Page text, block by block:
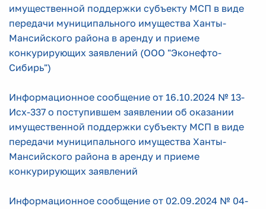
имущественной поддержки субъекту МСП в виде
передачи муниципального имущества Ханты-
Мансийского района в аренду и приеме
конкурирующих заявлений (ООО "Эконефто-
Сибирь")
Информационное сообщение от 16.10.2024 № 13-
Исх-337 о поступившем заявлении об оказании
имущественной поддержки субъекту МСП в виде
передачи муниципального имущества Ханты-
Мансийского района в аренду и приеме
конкурирующих заявлений
Информационное сообщение от 02.09.2024 № 04-